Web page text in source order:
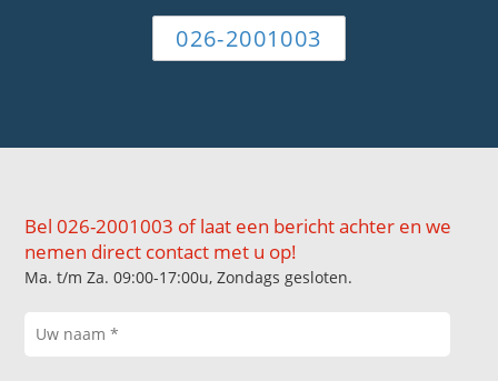
026-2001003
Bel 026-2001003 of laat een bericht achter en we
nemen direct contact met u op!
Ma. t/m Za. 09:00-17:00u, Zondags gesloten.